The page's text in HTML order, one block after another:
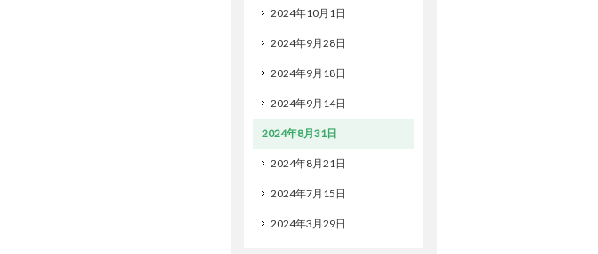
2024年10月1日
2024年9月28日
2024年9月18日
2024年9月14日
2024年8月31日
2024年8月21日
2024年7月15日
2024年3月29日